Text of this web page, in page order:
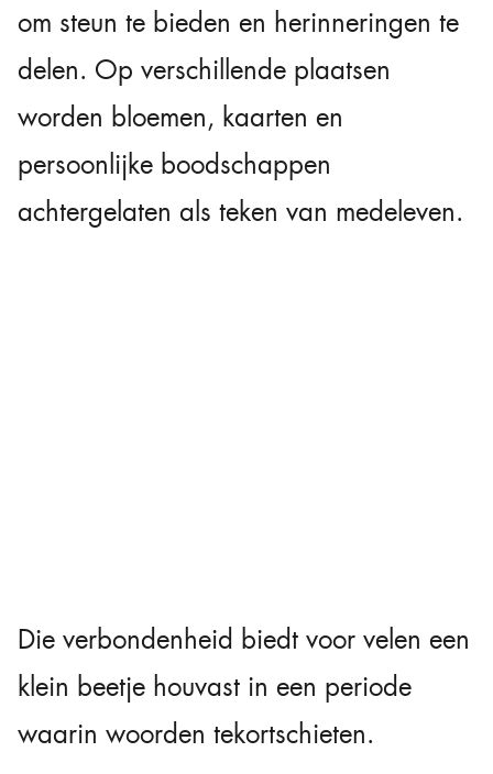
om steun te bieden en herinneringen te
delen. Op verschillende plaatsen
worden bloemen, kaarten en
persoonlijke boodschappen
achtergelaten als teken van medeleven.
Die verbondenheid biedt voor velen een
klein beetje houvast in een periode
waarin woorden tekortschieten.